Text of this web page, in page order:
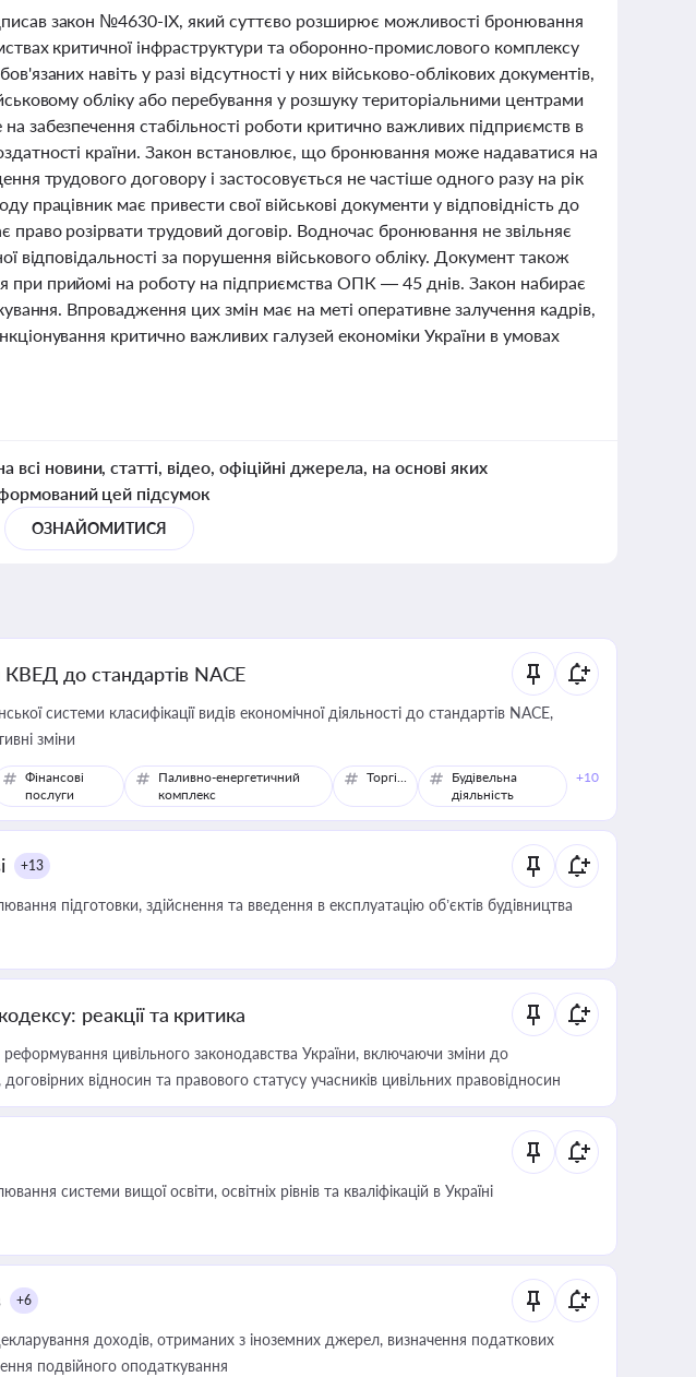
закон №4630-IX, який суттєво розширює можливості бронювання
критичної інфраструктури та оборонно-промислового комплексу
навіть у разі відсутності у них військово-облікових документів,
обліку або перебування у розшуку територіальними центрами
забезпечення стабільності роботи критично важливих підприємств в
країни. Закон встановлює, що бронювання може надаватися на
трудового договору і застосовується не частіше одного разу на рік
працівник має привести свої військові документи у відповідність до
розірвати трудовий договір. Водночас бронювання не звільняє
відповідальності за порушення військового обліку. Документ також
при прийомі на роботу на підприємства ОПК — 45 днів. Закон набирає
Впровадження цих змін має на меті оперативне залучення кадрів,
критично важливих галузей економіки України в умовах
новини, статті, відео, офіційні джерела, на основі яких
цей підсумок
ОЗНАЙОМИТИСЯ
КВЕД до стандартів NACE
системи класифікації видів економічної діяльності до стандартів NACE,
зміни
Фінансові
послуги
Паливно-енергетичний
комплекс
Торгівля
Будівельна
діяльність
+10
+13
підготовки, здійснення та введення в експлуатацію об’єктів будівництва
реакції та критика
цивільного законодавства України, включаючи зміни до
відносин та правового статусу учасників цивільних правовідносин
системи вищої освіти, освітніх рівнів та кваліфікацій в Україні
+6
доходів, отриманих з іноземних джерел, визначення податкових
подвійного оподаткування